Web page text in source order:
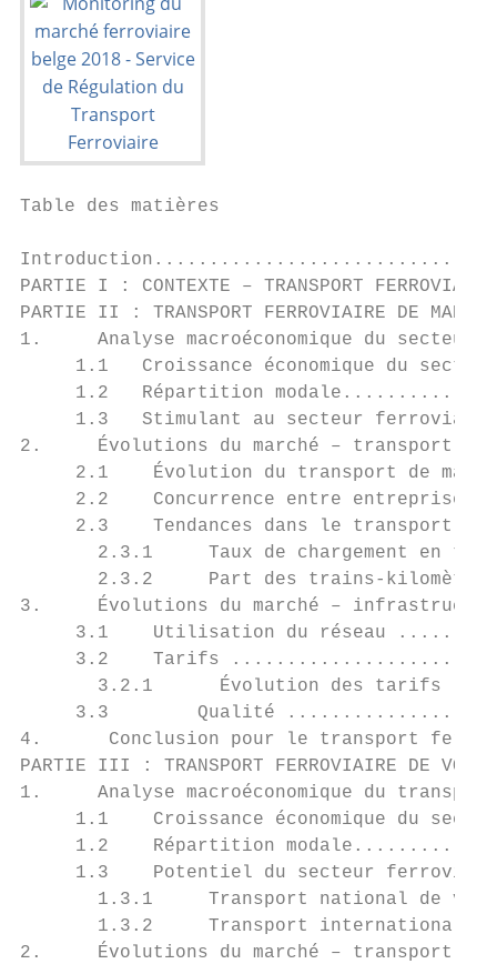
Table des matières
PARTIE I : CONTEXTE – TRANSPORT
PARTIE II : TRANSPORT
1.     Analyse macroéconomique
1.1   Croissance économique du
1.2   Répartition
1.3   Stimulant au secteur
2.     Évolutions du marché –
2.1    Évolution du transport de
2.2    Concurrence entre entreprises
2.3    Tendances dans le transport
2.3.1     Taux de chargement en
2.3.2     Part des trains-
3.     Évolutions du marché –
3.1    Utilisation du réseau
3.2    Tarifs
3.2.1      Évolution des tarifs
3.3        Qualité
4.      Conclusion pour le transport
PARTIE III : TRANSPORT
1.     Analyse macroéconomique
1.1    Croissance économique du
1.2    Répartition
1.3    Potentiel du secteur
1.3.1     Transport national de
1.3.2     Transport international
2.     Évolutions du marché –